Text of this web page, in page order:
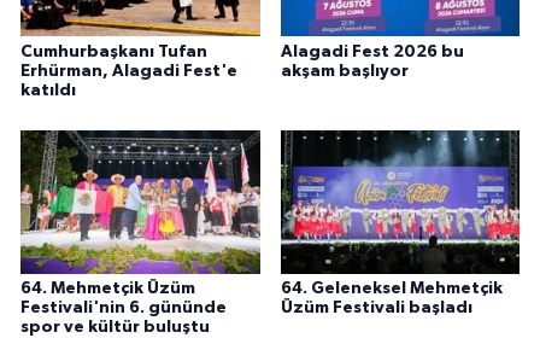
Cumhurbaşkanı Tufan
Erhürman, Alagadi Fest'e
katıldı
Alagadi Fest 2026 bu
akşam başlıyor
64. Mehmetçik Üzüm
Festivali'nin 6. gününde
spor ve kültür buluştu
64. Geleneksel Mehmetçik
Üzüm Festivali başladı